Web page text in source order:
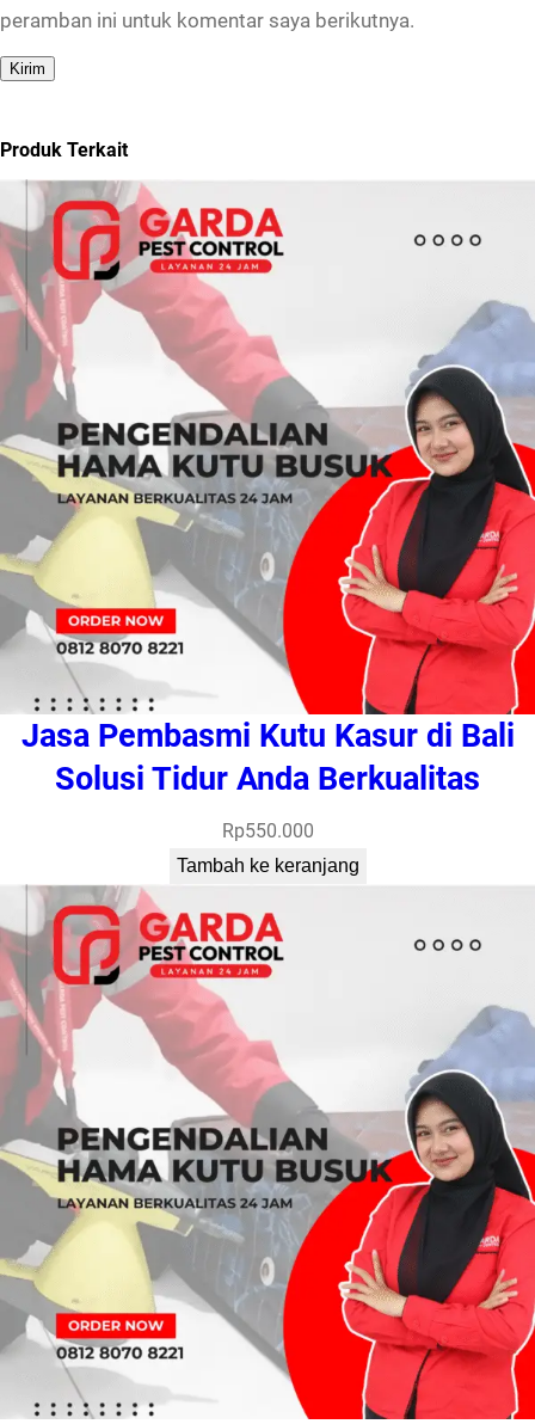
peramban ini untuk komentar saya berikutnya.
Produk Terkait
Jasa Pembasmi Kutu Kasur di Bali
Solusi Tidur Anda Berkualitas
Rp550.000
Tambah ke keranjang